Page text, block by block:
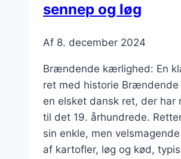
sennep og løg
Af 8. december 2024
Brændende kærlighed: En
ret med historie
en elsket dansk ret, der har
til det 19. århundrede.
sin enkle, men
af kartofler, løg og kød,